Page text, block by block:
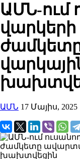
ԱՄՆ-ում
ԱՄՆ 17 Մայիս, 2025